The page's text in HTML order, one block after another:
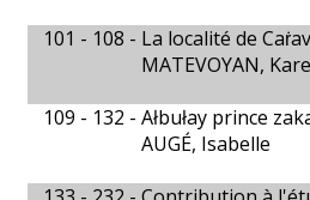
101 - 108 - La localité de
MATEVOYAN,
109 - 132 - Ałbułay prince
AUGÉ, Isabelle